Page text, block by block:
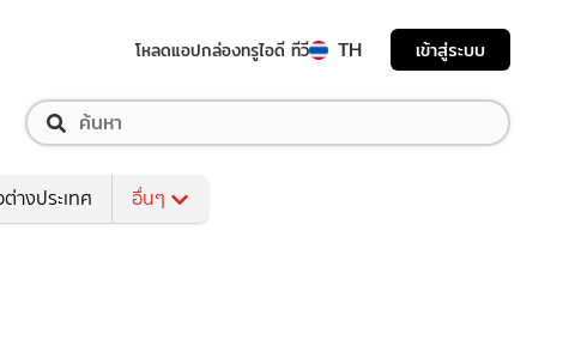
โหลดแอปกล่องทรูไอดี ทีวี TH เข้าสู่ระบบ
ต่างประเทศ อื่นๆ